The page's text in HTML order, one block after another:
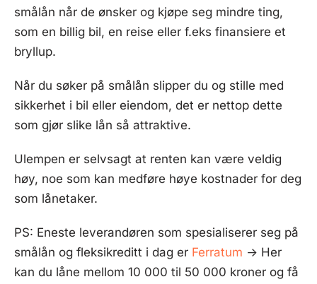
smålån når de ønsker og kjøpe seg mindre ting,
som en billig bil, en reise eller f.eks finansiere et
bryllup.
Når du søker på smålån slipper du og stille med
sikkerhet i bil eller eiendom, det er nettop dette
som gjør slike lån så attraktive.
Ulempen er selvsagt at renten kan være veldig
høy, noe som kan medføre høye kostnader for deg
som lånetaker.
PS: Eneste leverandøren som spesialiserer seg på
smålån og fleksikreditt i dag er Ferratum -> Her
kan du låne mellom 10 000 til 50 000 kroner og få